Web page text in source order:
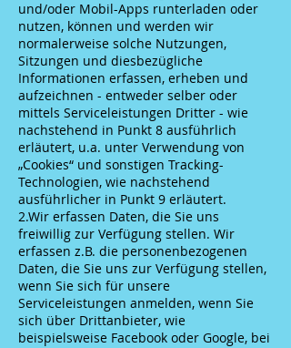
und/oder Mobil-Apps runterladen oder
nutzen, können und werden wir
normalerweise solche Nutzungen,
Sitzungen und diesbezügliche
Informationen erfassen, erheben und
aufzeichnen - entweder selber oder
mittels Serviceleistungen Dritter - wie
nachstehend in Punkt 8 ausführlich
erläutert, u.a. unter Verwendung von
„Cookies“ und sonstigen Tracking-
Technologien, wie nachstehend
ausführlicher in Punkt 9 erläutert.
2.Wir erfassen Daten, die Sie uns
freiwillig zur Verfügung stellen. Wir
erfassen z.B. die personenbezogenen
Daten, die Sie uns zur Verfügung stellen,
wenn Sie sich für unsere
Serviceleistungen anmelden, wenn Sie
sich über Drittanbieter, wie
beispielsweise Facebook oder Google, bei